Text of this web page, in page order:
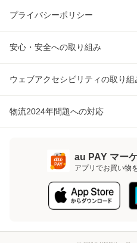
プライバシーポリシー
安心・安全への取り組み
ウェブアクセシビリティの取り組
物流2024年問題への対応
au PAY マー
アプリでお買い物